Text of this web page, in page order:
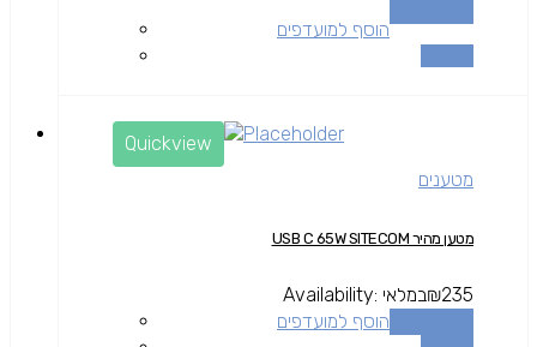
הוסף למועדפים
Quickview
מטענים
מטען מהיר USB C 65W SITECOM
₪235
Availability: במלאי
הוסף למועדפים